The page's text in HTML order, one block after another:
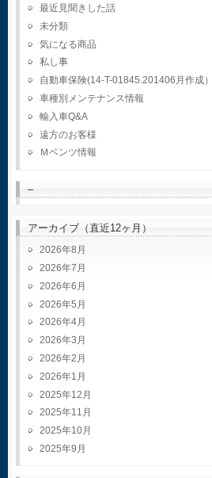
最近見聞きした話
未分類
気になる商品
私し事
自動車保険(14-T-01845.201406月作成）
車種別メンテナンス情報
輸入車Q&A
遠方のお客様
Ｍベンツ情報
–
アーカイブ（直近12ヶ月）
2026年8月
2026年7月
2026年6月
2026年5月
2026年4月
2026年3月
2026年2月
2026年1月
2025年12月
2025年11月
2025年10月
2025年9月